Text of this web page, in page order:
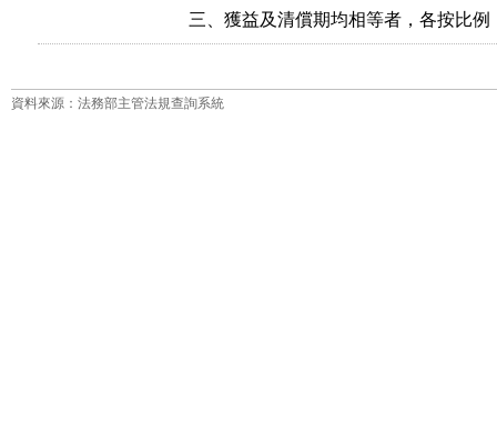
三、獲益及清償期均相等者，各按比例
資料來源：法務部主管法規查詢系統